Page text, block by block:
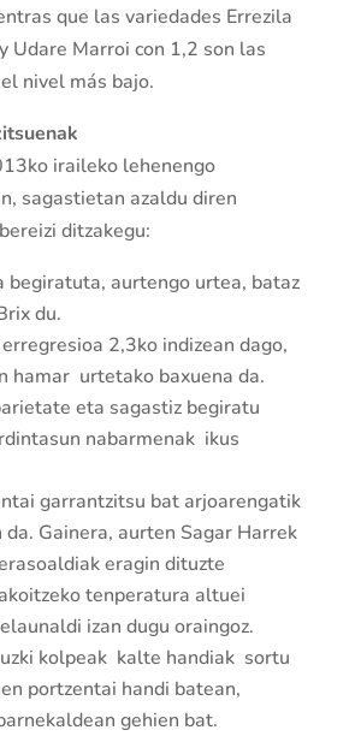
que las variedades Errezila
Udare Marroi con 1,2 son las
nivel más bajo.
iraileko lehenengo
sagastietan azaldu diren
ditzakegu:
begiratuta, aurtengo urtea, bataz
du.
2,3ko indizean dago,
hamar urtetako baxuena da.
eta sagastiz begiratu
nabarmenak ikus
garrantzitsu bat arjoarengatik
Gainera, aurten Sagar Harrek
eragin dituzte
tenperatura altuei
izan dugu oraingoz.
kolpeak kalte handiak sortu
portzentai handi batean,
gehien bat.